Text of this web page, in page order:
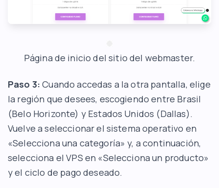
Página de inicio del sitio del webmaster.
Paso 3: Cuando accedas a la otra pantalla, elige
la región que desees, escogiendo entre Brasil
(Belo Horizonte) y Estados Unidos (Dallas).
Vuelve a seleccionar el sistema operativo en
«Selecciona una categoría» y, a continuación,
selecciona el VPS en «Selecciona un producto»
y el ciclo de pago deseado.